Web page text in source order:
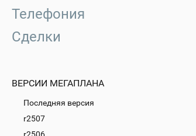
Телефония
Сделки
ВЕРСИИ МЕГАПЛАНА
Последняя версия
r2507
r2506